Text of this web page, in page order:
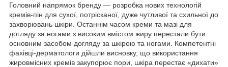
Головний напрямок бренду — розробка нових технологій
кремів-пін для сухої, потрісканої, дуже чутливої та схильної до
захворювань шкіри. Останнім часом креми та мазі для
догляду за ногами з високим вмістом жиру перестали бути
основним засобом догляду за шкірою та ногами. Компетентні
фахівці-дерматологи дійшли висновку, що використання
жировмісних кремів закупорює пори, шкіра перестає «дихати»